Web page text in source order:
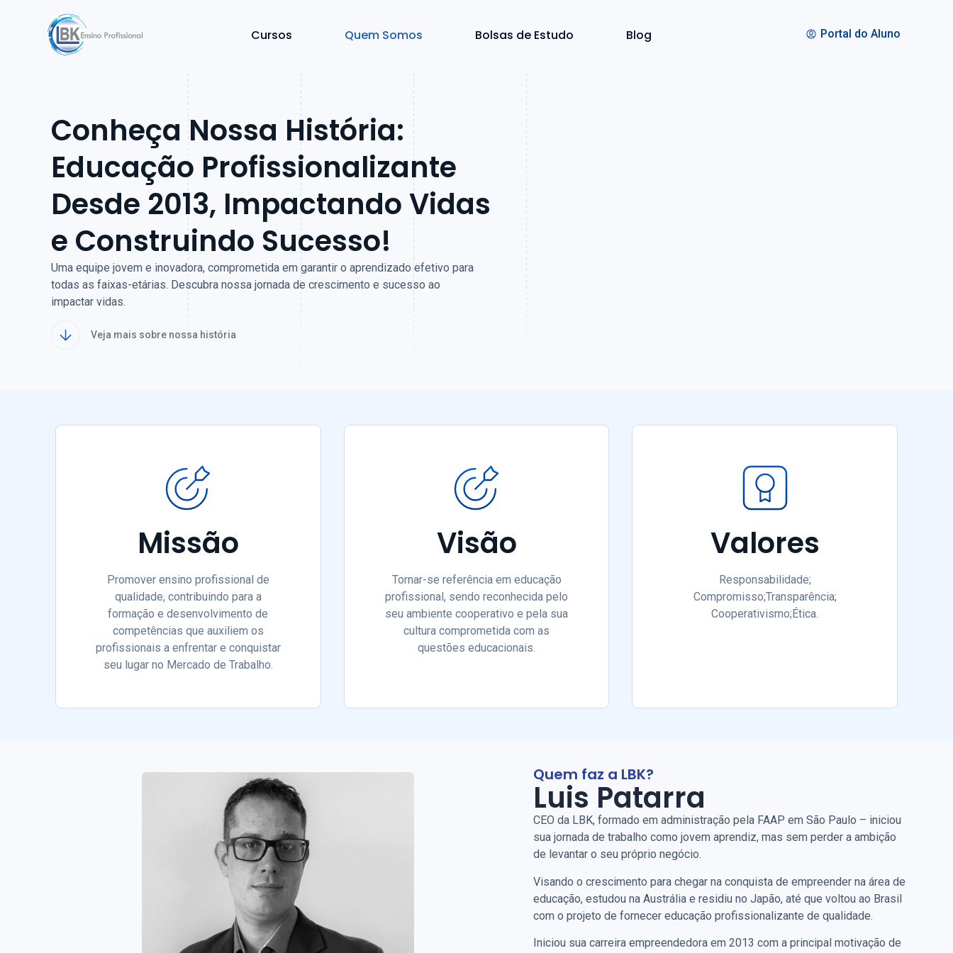
Cursos Quem Somos Bolsas de Estudo Blog Portal do Aluno
Conheça Nossa História:
Educação Profissionalizante
Desde 2013, Impactando Vidas
e Construindo Sucesso!
Uma equipe jovem e inovadora, comprometida em garantir o aprendizado efetivo para
todas as faixas-etárias. Descubra nossa jornada de crescimento e sucesso ao
impactar vidas.
Veja mais sobre nossa história
Missão
Promover ensino profissional de
qualidade, contribuindo para a
formação e desenvolvimento de
competências que auxiliem os
profissionais a enfrentar e conquistar
seu lugar no Mercado de Trabalho.
Visão
Tornar-se referência em educação
profissional, sendo reconhecida pelo
seu ambiente cooperativo e pela sua
cultura comprometida com as
questões educacionais.
Valores
Responsabilidade;
Compromisso;Transparência;
Cooperativismo;Ética.
Quem faz a LBK?
Luis Patarra
CEO da LBK, formado em administração pela FAAP em São Paulo – iniciou
sua jornada de trabalho como jovem aprendiz, mas sem perder a ambição
de levantar o seu próprio negócio.
Visando o crescimento para chegar na conquista de empreender na área de
educação, estudou na Austrália e residiu no Japão, até que voltou ao Brasil
com o projeto de fornecer educação profissionalizante de qualidade.
Iniciou sua carreira empreendedora em 2013 com a principal motivação de